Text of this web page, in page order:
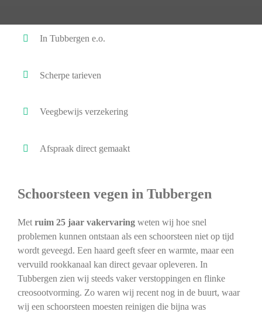
In Tubbergen e.o.
Scherpe tarieven
Veegbewijs verzekering
Afspraak direct gemaakt
Schoorsteen vegen in Tubbergen
Metruim 25 jaar vakervaringweten wij hoe snel
problemen kunnen ontstaan als een schoorsteen niet op tijd
wordt geveegd. Een haard geeft sfeer en warmte, maar een
vervuild rookkanaal kan direct gevaar opleveren. In
Tubbergen zien wij steeds vaker verstoppingen en flinke
creosootvorming. Zo waren wij recent nog in de buurt, waar
wij een schoorsteen moesten reinigen die bijna was